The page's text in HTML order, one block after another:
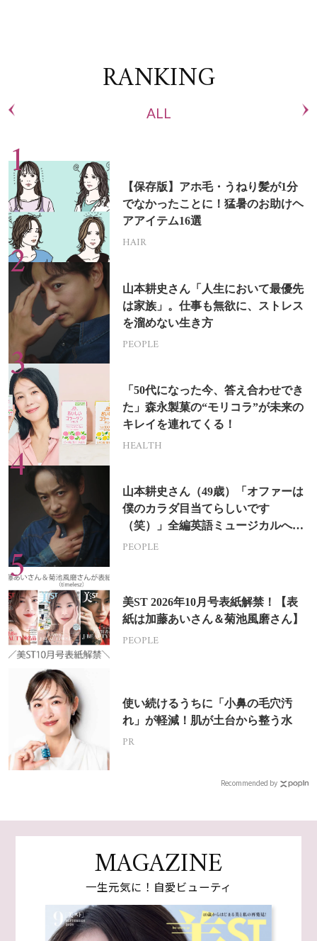
RANKING
ALL
【保存版】アホ毛・うねり髪が1分
でなかったことに！猛暑のお助けヘ
アアイテム16選
HAIR
山本耕史さん「人生において最優先
は家族」。仕事も無欲に、ストレス
を溜めない生き方
PEOPLE
「50代になった今、答え合わせでき
た」森永製菓の“モリコラ”が未来の
キレイを連れてくる！
HEALTH
山本耕史さん（49歳）「オファーは
僕のカラダ目当てらしいです
（笑）」全編英語ミュージカルへの
挑戦
PEOPLE
美ST 2026年10月号表紙解禁！【表
紙は加藤あいさん＆菊池風磨さん】
PEOPLE
使い続けるうちに「小鼻の毛穴汚
れ」が軽減！肌が土台から整う水
PR
Recommended by
MAGAZINE
一生元気に！自愛ビューティ